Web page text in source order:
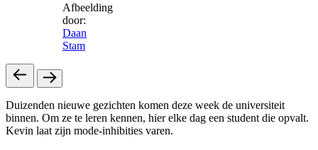
Afbeelding
door:
Daan
Stam
Duizenden nieuwe gezichten komen deze week de universiteit
binnen. Om ze te leren kennen, hier elke dag een student die opvalt.
Kevin laat zijn mode-inhibities varen.